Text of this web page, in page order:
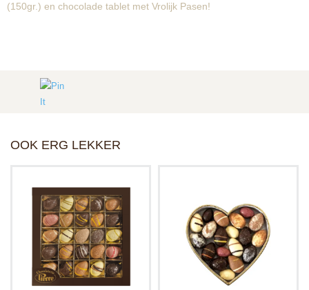
(150gr.) en chocolade tablet met Vrolijk Pasen!
OOK ERG LEKKER